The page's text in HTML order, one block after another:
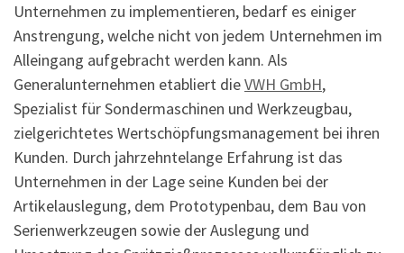
Unternehmen zu implementieren, bedarf es einiger
Anstrengung, welche nicht von jedem Unternehmen im
Alleingang aufgebracht werden kann. Als
Generalunternehmen etabliert dieVWH GmbH,
Spezialist für Sondermaschinen und Werkzeugbau,
zielgerichtetes Wertschöpfungsmanagement bei ihren
Kunden. Durch jahrzehntelange Erfahrung ist das
Unternehmen in der Lage seine Kunden bei der
Artikelauslegung, dem Prototypenbau, dem Bau von
Serienwerkzeugen sowie der Auslegung und